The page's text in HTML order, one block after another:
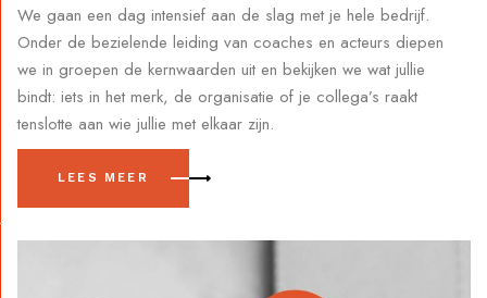
We gaan een dag intensief aan de slag met je hele bedrijf.
Onder de bezielende leiding van coaches en acteurs diepen
we in groepen de kernwaarden uit en bekijken we wat jullie
bindt: iets in het merk, de organisatie of je collega’s raakt
tenslotte aan wie jullie met elkaar zijn.
LEES MEER